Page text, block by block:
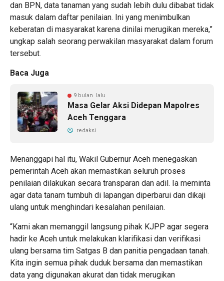
dan BPN, data tanaman yang sudah lebih dulu dibabat tidak
masuk dalam daftar penilaian. Ini yang menimbulkan
keberatan di masyarakat karena dinilai merugikan mereka,”
ungkap salah seorang perwakilan masyarakat dalam forum
tersebut.
Baca Juga
9 bulan lalu
Masa Gelar Aksi Didepan Mapolres
Aceh Tenggara
redaksi
Menanggapi hal itu, Wakil Gubernur Aceh menegaskan
pemerintah Aceh akan memastikan seluruh proses
penilaian dilakukan secara transparan dan adil. Ia meminta
agar data tanam tumbuh di lapangan diperbarui dan dikaji
ulang untuk menghindari kesalahan penilaian.
“Kami akan memanggil langsung pihak KJPP agar segera
hadir ke Aceh untuk melakukan klarifikasi dan verifikasi
ulang bersama tim Satgas B dan panitia pengadaan tanah.
Kita ingin semua pihak duduk bersama dan memastikan
data yang digunakan akurat dan tidak merugikan